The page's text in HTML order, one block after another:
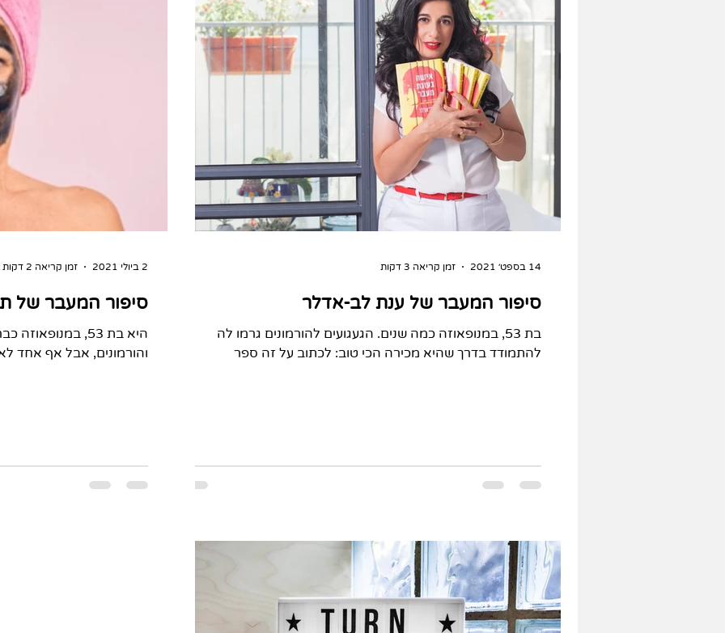
סיפור המעבר של ענת לב-אדלר
בת 53, במנופאוזה כמה שנים. הגעגועים להורמונים גרמו לה
להתמודד בדרך שהיא מכירה הכי טוב: לכתוב על זה ספר
14 בספט׳ 2021 זמן קריאה 3 דקות
סיפור המעבר של
והורמונים, אבל אף אחד
2 ביולי 2021 זמן קריאה 2 דקות